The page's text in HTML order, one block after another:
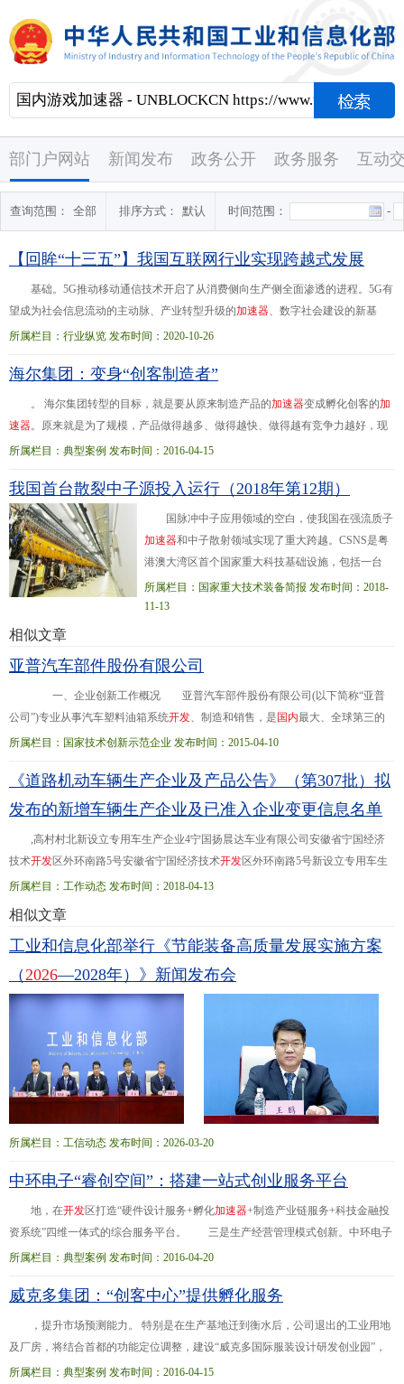
部门户网站 新闻发布 政务公开 政务服务 互动
查询范围： 全部 排序方式： 默认 时间范围： -
【回眸“十三五”】我国互联网行业实现跨越式发展
基础。5G推动移动通信技术开启了从消费侧向生产侧全面渗透的进程。5G有
望成为社会信息流动的主动脉、产业转型升级的加速器、数字社会建设的新基
石，其影响力已远远超出信息通信行业范畴。 消费互联网应用全面移动化。截
元的超级独角兽企业共7家。今年上半年，我国上市互联网企业营收规模合计1.3
万亿元，同比增长14%，其中电商、游 戏、在线教育等业务保持高速增长
所属栏目：行业纵览 发布时间：2020-10-26
海尔集团：变身“创客制造者”
。 海尔集团转型的目标，就是要从原来制造产品的加速器变成孵化创客的加
速器。原来就是为了规模，产品做得越多、做得越快、做得越有竞争力越好，现
在要变成孵化创客。简单地说，企业要从原来的产品制造者变成“创客制造者”，
有很强活力的创客小微，并且，183个小微中年营收过亿元的超过一百个，其中有
十几个小微引入了风投。 越来越多的社会人员选择海尔平台进行创业，同时海尔
以大企业创业带动全社会就业
所属栏目：典型案例 发布时间：2016-04-15
我国首台散裂中子源投入运行（2018年第12期）
国脉冲中子应用领域的空白，使我国在强流质子
加速器和中子散射领域实现了重大跨越。CSNS是粤
港澳大湾区首个国家重大科技基础设施，包括一台
8000万电子伏特负氢离子直线加速 器、一台16亿电子
伏特快循环同步
加速器、靶站、谱仪等方面取得了一系列重大突破。
如创新性地采用较低能量的直线加速器+快循环同步
质子加速器 的设计方案
所属栏目：国家重大技术装备简报 发布时间：2018-
11-13
相似文章
亚普汽车部件股份有限公司
一、企业创新工作概况 亚普汽车部件股份有限公司(以下简称“亚普
公司”)专业从事汽车塑料油箱系统开发、制造和销售，是 国 内最大、全球第三的
汽车油箱系统制造集团化企业、国家高新技术企业、国家技术创新示范企业。亚
发、验证手段和国内唯一的汽车油箱的成套检测设备。实验室已得到国家级认可
和大众、通用等主机厂的认可。研发中心承担着亚普公司基础性研究和应用性研
所属栏目：国家技术创新示范企业 发布时间：2015-04-10
《道路机动车辆生产企业及产品公告》（第307批）拟
发布的新增车辆生产企业及已准入企业变更信息名单
,高村村北新设立专用车生产企业4宁国扬晨达车业有限公司安徽省宁国经济
技术开发区外环南路5号安徽省宁国经济技术开发区外环南路5号新设立专用车生
产企业5安徽财富汽车有限公司安徽省 合 肥市
二层安徽...经济
汽车股份有限公司注册地址安徽省合肥市葛淝路97号安徽省合 肥市葛
所属栏目：工作动态 发布时间：2018-04-13
相似文章
工业和信息化部举行《节能装备高质量发展实施方案
（2026—2028年）》新闻发布会
所属栏目：工信动态 发布时间：2026-03-20
中环电子“睿创空间”：搭建一站式创业服务平台
地，在开发区打造“硬件设计服务+孵化加速器+制造产业链服务+科技金融投
资系统”四维一体式的综合服务平台。 三是生产经营管理模式创新。中环电子
集团积极推进企业与高校、科研院所、外部技术团队进行技术合作，促进技术创
3.5万平方米的产业化平台，一站式解决企业从初创、成长至壮大所需的空间、资
金、平台和服务。天津中环智地孵化平台预计每年引进10~15家智能硬件类创业项
目团队。
所属栏目：典型案例 发布时间：2016-04-20
威克多集团：“创客中心”提供孵化服务
，提升市场预测能力。 特别是在生产基地迁到衡水后，公司退出的工业用地
及厂房，将结合首都的功能定位调整，建设“威克多国际服装设计研发创业园”，
为创新项目提供良好的基础条件。创业园搭建“创业苗圃+孵化器+
所属栏目：典型案例 发布时间：2016-04-15